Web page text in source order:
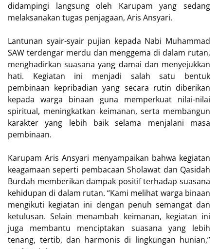
didampingi langsung oleh Karupam yang sedang
melaksanakan tugas penjagaan, Aris Ansyari.
Lantunan syair-syair pujian kepada Nabi Muhammad
SAW terdengar merdu dan menggema di dalam rutan,
menghadirkan suasana yang damai dan menyejukkan
hati. Kegiatan ini menjadi salah satu bentuk
pembinaan kepribadian yang secara rutin diberikan
kepada warga binaan guna memperkuat nilai-nilai
spiritual, meningkatkan keimanan, serta membangun
karakter yang lebih baik selama menjalani masa
pembinaan.
Karupam Aris Ansyari menyampaikan bahwa kegiatan
keagamaan seperti pembacaan Sholawat dan Qasidah
Burdah memberikan dampak positif terhadap suasana
kehidupan di dalam rutan. “Kami melihat warga binaan
mengikuti kegiatan ini dengan penuh semangat dan
ketulusan. Selain menambah keimanan, kegiatan ini
juga membantu menciptakan suasana yang lebih
tenang, tertib, dan harmonis di lingkungan hunian,”